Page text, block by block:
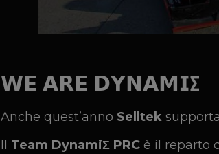
𝗪𝗘 𝗔𝗥𝗘 𝗗𝗬𝗡𝗔𝗠𝗜Σ
Anche quest’anno Selltek
Il Team DynamiΣ PRCè il reparto